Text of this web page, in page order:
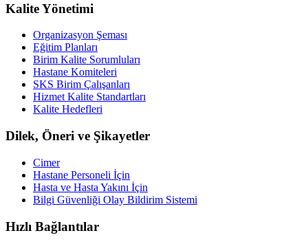
Kalite Yönetimi
Organizasyon Şeması
Eğitim Planları
Birim Kalite Sorumluları
Hastane Komiteleri
SKS Birim Çalışanları
Hizmet Kalite Standartları
Kalite Hedefleri
Dilek, Öneri ve Şikayetler
Cimer
Hastane Personeli İçin
Hasta ve Hasta Yakını İçin
Bilgi Güvenliği Olay Bildirim Sistemi
Hızlı Bağlantılar